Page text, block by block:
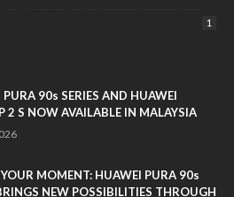
1
PURA 90s SERIES AND HUAWEI
2 S NOW AVAILABLE IN MALAYSIA
MOMENT: HUAWEI PURA 90s
NEW POSSIBILITIES THROUGH